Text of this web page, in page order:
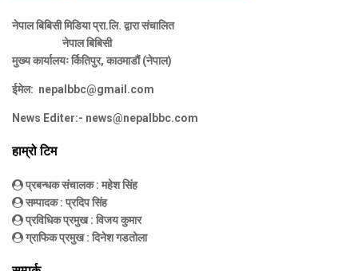
नेपाल बिबिसी मिडिया प्रा.लि. द्वारा संचालित
नेपाल बिबिसी
मुख्य कार्यालयः र्कितिपुर, काठमाडौं (नेपाल)
ईमेल: nepalbbc@gmail.com
News Editer:- news@nepalbbc.com
हाम्रो टिम
प्रबन्धक संचालक: महेश सिंह
सम्पादक: प्रदिप सिंह
प्रविधिक प्रमुख: विजय कुमार
ग्राफिक प्रमुख: दिनेश गडतोला